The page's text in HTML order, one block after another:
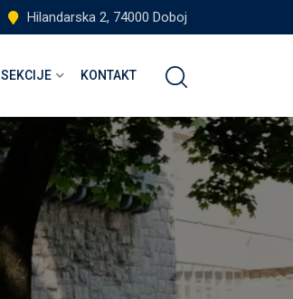
Hilandarska 2, 74000 Doboj
SEKCIJE KONTAKT